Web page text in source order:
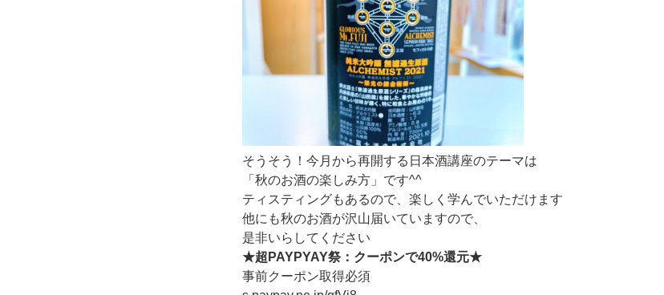
そうそう！今月から再開する日本酒講座のテーマは
「秋のお酒の楽しみ方」です^^
ティスティングもあるので、楽しく学んでいただけます
他にも秋のお酒が沢山届いていますので、
是非いらしてください
★超PAYPYAY祭：クーポンで40%還元★
事前クーポン取得必須